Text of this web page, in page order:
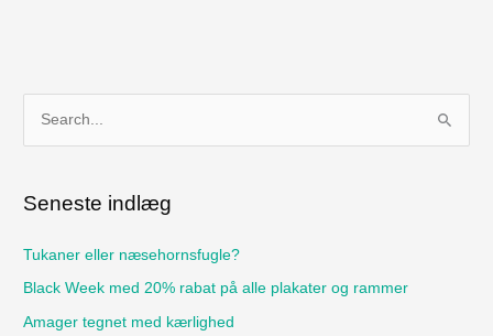
e
Seneste indlæg
Tukaner eller næsehornsfugle?
Black Week med 20% rabat på alle plakater og rammer
Amager tegnet med kærlighed